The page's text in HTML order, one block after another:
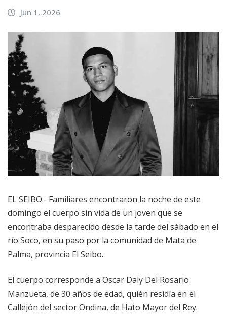
Jun 1, 2026
EL SEIBO.- Familiares encontraron la noche de este
domingo el cuerpo sin vida de un joven que se
encontraba desparecido desde la tarde del sábado en el
río Soco, en su paso por la comunidad de Mata de
Palma, provincia El Seibo.
El cuerpo corresponde a Oscar Daly Del Rosario
Manzueta, de 30 años de edad, quién residía en el
Callejón del sector Ondina, de Hato Mayor del Rey.